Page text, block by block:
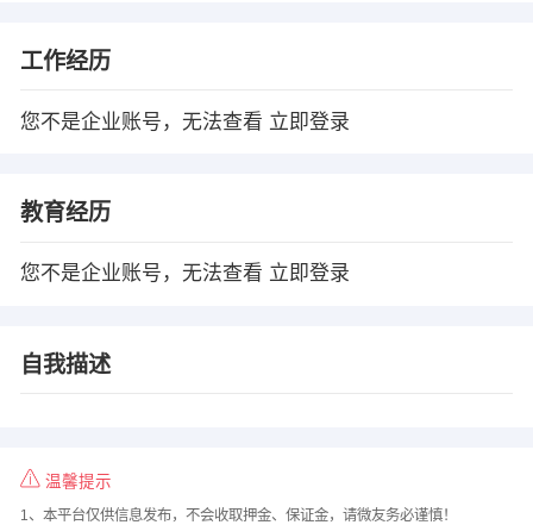
工作经历
您不是企业账号，无法查看 立即登录
教育经历
您不是企业账号，无法查看 立即登录
自我描述
温馨提示
1、本平台仅供信息发布，不会收取押金、保证金，请微友务必谨慎！